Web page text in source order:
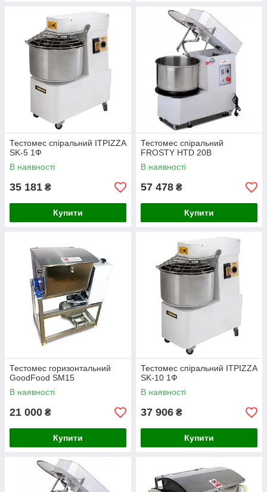
Тестомес спіральний ITPIZZA
SK-5 1Ф
В наявності
35 181 ₴
Купити
Тестомес спіральний
FROSTY HTD 20B
В наявності
57 478 ₴
Купити
Тестомес горизонтальний
GoodFood SM15
В наявності
21 000 ₴
Купити
Тестомес спіральний ITPIZZA
SK-10 1Ф
В наявності
37 906 ₴
Купити